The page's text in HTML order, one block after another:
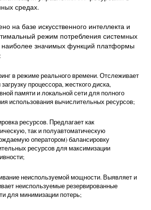
средах.
на базе искусственного интеллекта и
режим потребления системных
наиболее значимых функций платформы
в режиме реального времени. Отслеживает
загрузку процессора, жесткого диска,
памяти и локальной сети для полного
использования вычислительных ресурсов;
ресурсов. Предлагает как
так и полуавтоматическую
оператором) балансировку
ресурсов для максимизации
неиспользуемой мощности. Выявляет и
неиспользуемые резервированные
для минимизации потерь;